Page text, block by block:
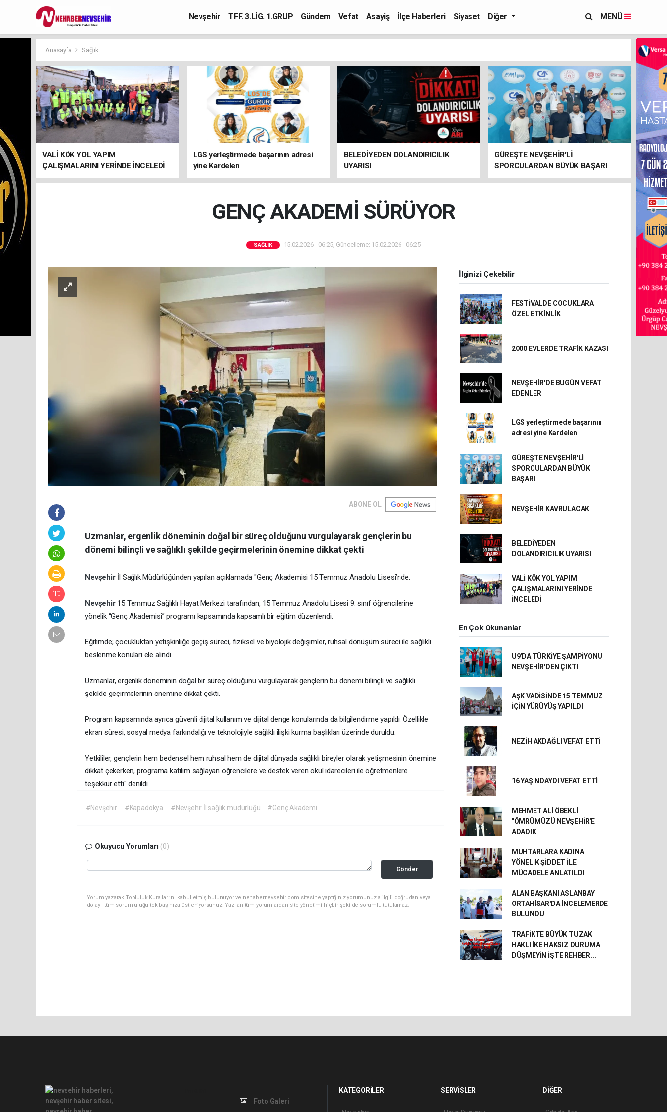
Nevşehir TFF. 3.LİG. 1.GRUP Gündem Vefat Asayiş İlçe Haberleri Siyaset Diğer MENÜ
Anasayfa Sağlık
VALİ KÖK YOL YAPIM
ÇALIŞMALARINI YERİNDE İNCELEDİ
LGS yerleştirmede başarının adresi
yine Kardelen
BELEDİYEDEN DOLANDIRICILIK
UYARISI
GÜREŞTE NEVŞEHİR'Lİ
SPORCULARDAN BÜYÜK BAŞARI
GENÇ AKADEMİ SÜRÜYOR
SAĞLIK 15.02.2026 - 06:25, Güncelleme: 15.02.2026 - 06:25
ABONE OL
Uzmanlar, ergenlik döneminin doğal bir süreç olduğunu vurgulayarak gençlerin bu
dönemi bilinçli ve sağlıklı şekilde geçirmelerinin önemine dikkat çekti
Nevşehir İl Sağlık Müdürlüğünden yapılan açıklamada "Genç Akademisi 15 Temmuz Anadolu Lisesi’nde.
Nevşehir 15 Temmuz Sağlıklı Hayat Merkezi tarafından, 15 Temmuz Anadolu Lisesi 9. sınıf öğrencilerine
yönelik “Genç Akademisi” programı kapsamında kapsamlı bir eğitim düzenlendi.
Eğitimde; çocukluktan yetişkinliğe geçiş süreci, fiziksel ve biyolojik değişimler, ruhsal dönüşüm süreci ile sağlıklı
beslenme konuları ele alındı.
Uzmanlar, ergenlik döneminin doğal bir süreç olduğunu vurgulayarak gençlerin bu dönemi bilinçli ve sağlıklı
şekilde geçirmelerinin önemine dikkat çekti.
Program kapsamında ayrıca güvenli dijital kullanım ve dijital denge konularında da bilgilendirme yapıldı. Özellikle
ekran süresi, sosyal medya farkındalığı ve teknolojiyle sağlıklı ilişki kurma başlıkları üzerinde duruldu.
Yetkililer, gençlerin hem bedensel hem ruhsal hem de dijital dünyada sağlıklı bireyler olarak yetişmesinin önemine
dikkat çekerken, programa katılım sağlayan öğrencilere ve destek veren okul idarecileri ile öğretmenlere
teşekkür etti" denildi
#Nevşehir #Kapadokya #Nevşehir İl sağlık müdürlüğü #Genç Akademi
Okuyucu Yorumları (0)
Gönder
Yorum yazarak Topluluk Kuralları’nı kabul etmiş bulunuyor ve nehabernevsehir.com sitesine yaptığınız yorumunuzla ilgili doğrudan veya
dolaylı tüm sorumluluğu tek başınıza üstleniyorsunuz. Yazılan tüm yorumlardan site yönetimi hiçbir şekilde sorumlu tutulamaz.
İlginizi Çekebilir
FESTİVALDE COCUKLARA
ÖZEL ETKİNLİK
2000 EVLERDE TRAFİK KAZASI
NEVŞEHİR'DE BUGÜN VEFAT
EDENLER
LGS yerleştirmede başarının
adresi yine Kardelen
GÜREŞTE NEVŞEHİR'Lİ
SPORCULARDAN BÜYÜK
BAŞARI
NEVŞEHİR KAVRULACAK
BELEDİYEDEN
DOLANDIRICILIK UYARISI
VALİ KÖK YOL YAPIM
ÇALIŞMALARINI YERİNDE
İNCELEDİ
En Çok Okunanlar
U9'DA TÜRKİYE ŞAMPİYONU
NEVŞEHİR'DEN ÇIKTI
AŞK VADİSİNDE 15 TEMMUZ
İÇİN YÜRÜYÜŞ YAPILDI
NEZİH AKDAĞLI VEFAT ETTİ
16 YAŞINDAYDI VEFAT ETTİ
MEHMET ALİ ÖBEKLİ
"ÖMRÜMÜZÜ NEVŞEHİR'E
ADADIK
MUHTARLARA KADINA
YÖNELİK ŞİDDET İLE
MÜCADELE ANLATILDI
ALAN BAŞKANI ASLANBAY
ORTAHİSAR'DA İNCELEMERDE
BULUNDU
TRAFİKTE BÜYÜK TUZAK
HAKLI İKE HAKSIZ DURUMA
DÜŞMEYİN İŞTE REHBER...
Foto Galeri
KATEGORİLER SERVİSLER DİĞER